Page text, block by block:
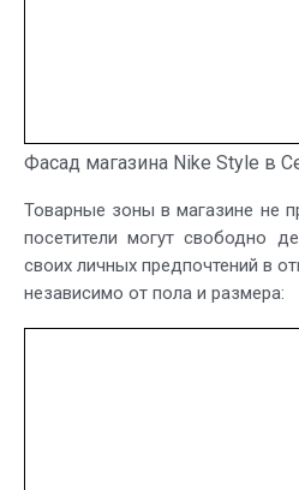
Фасад магазина Nike Style в
Товарные зоны в магазине не
посетители могут свободно
своих личных предпочтений в
независимо от пола и размера: